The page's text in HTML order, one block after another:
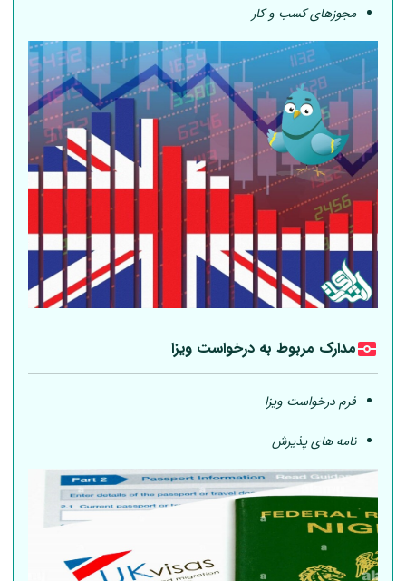
مجوزهای کسب و کار
مدارک مربوط به درخواست ویزا
فرم درخواست ویزا
نامه های پذیرش